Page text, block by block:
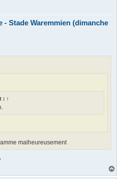
- Stade Waremmien (dimanche
: ↑
malheureusement